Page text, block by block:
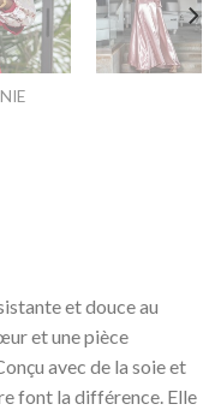
et douce au
et une pièce
avec de la soie et
font la différence. Elle